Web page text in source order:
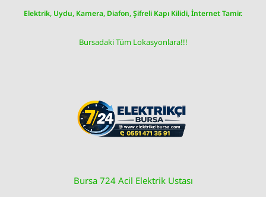
Elektrik, Uydu, Kamera, Diafon, Şifreli Kapı Kilidi, İnternet Tamir.
Bursadaki Tüm Lokasyonlara!!!
Bursa 724 Acil Elektrik Ustası